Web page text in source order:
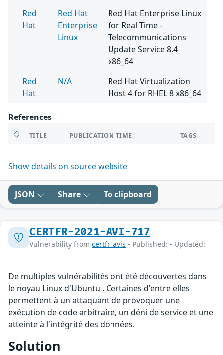
Red
Hat
Red Hat
Enterprise
Linux
Red Hat Enterprise Linux
for Real Time -
Telecommunications
Update Service 8.4
x86_64
Red
Hat
N/A
Red Hat Virtualization
Host 4 for RHEL 8 x86_64
References
TITLE PUBLICATION TIME TAGS
Show details on source website
JSON Share To clipboard
CERTFR-2021-AVI-717
Vulnerability from certfr_avis - Published: - Updated:
De multiples vulnérabilités ont été découvertes dans
le noyau Linux d'Ubuntu . Certaines d'entre elles
permettent à un attaquant de provoquer une
exécution de code arbitraire, un déni de service et une
atteinte à l'intégrité des données.
Solution